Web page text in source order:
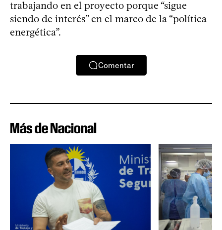
trabajando en el proyecto porque “sigue
siendo de interés” en el marco de la “política
energética”.
Comentar
Más de Nacional